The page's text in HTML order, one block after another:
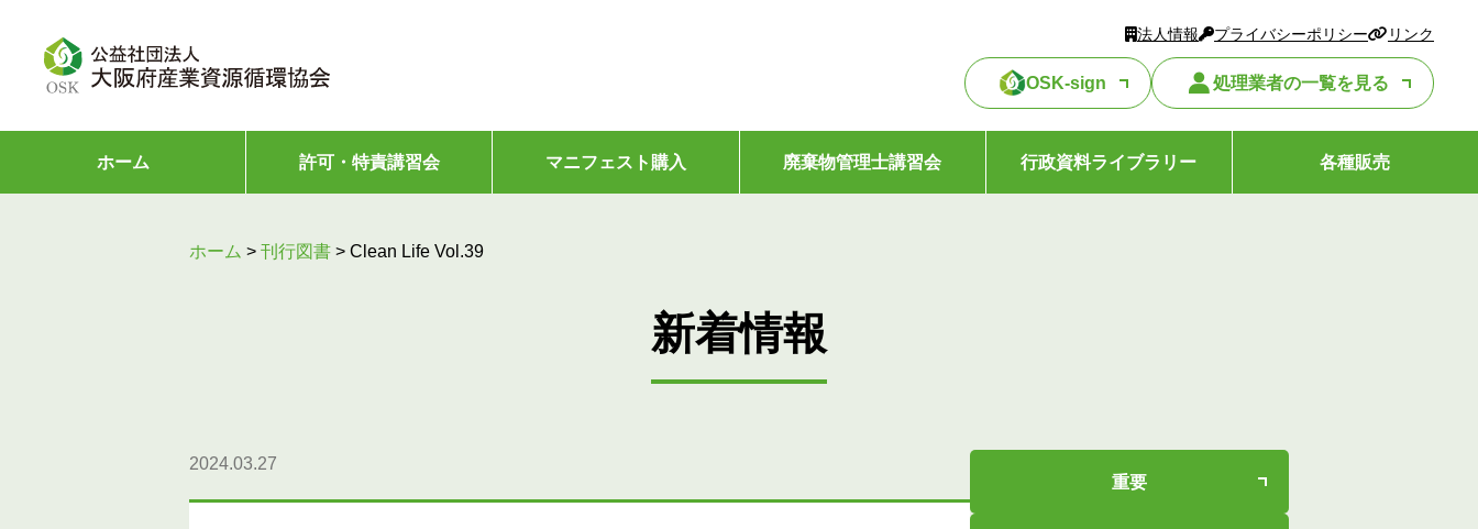
法人情報 プライバシーポリシー リンク
OSK-sign 処理業者の一覧を見る
ホーム 許可・特責講習会 マニフェスト購入 廃棄物管理士講習会 行政資料ライブラリー 各種販売
ホーム > 刊行図書 > Clean Life Vol.39
新着情報
2024.03.27
重要